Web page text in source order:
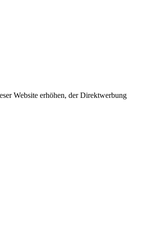
Website erhöhen, der Direktwerbung